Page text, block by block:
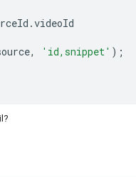
.videoId
, 'id,snippet' );